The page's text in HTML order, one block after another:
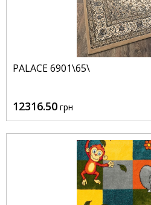
PALACE 6901\65\
12316.50 грн